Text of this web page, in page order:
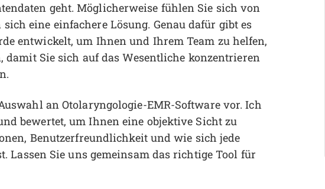
geht. Möglicherweise fühlen Sie sich von
eine einfachere Lösung. Genau dafür gibt es
entwickelt, um Ihnen und Ihrem Team zu helfen,
Sie sich auf das Wesentliche konzentrieren
an Otolaryngologie-EMR-Software vor. Ich
bewertet, um Ihnen eine objektive Sicht zu
Benutzerfreundlichkeit und wie sich jede
Lassen Sie uns gemeinsam das richtige Tool für